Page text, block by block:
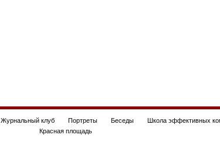
Журнальный клуб Портреты Беседы Школа эффективных
Красная площадь